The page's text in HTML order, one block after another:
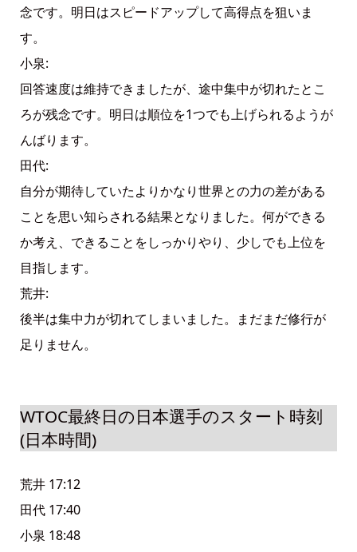
念です。明日はスピードアップして高得点を狙いま
す。
小泉:
回答速度は維持できましたが、途中集中が切れたとこ
ろが残念です。明日は順位を1つでも上げられるようが
んばります。
田代:
自分が期待していたよりかなり世界との力の差がある
ことを思い知らされる結果となりました。何ができる
か考え、できることをしっかりやり、少しでも上位を
目指します。
荒井:
後半は集中力が切れてしまいました。まだまだ修行が
足りません。
WTOC最終日の日本選手のスタート時刻
(日本時間)
荒井 17:12
田代 17:40
小泉 18:48